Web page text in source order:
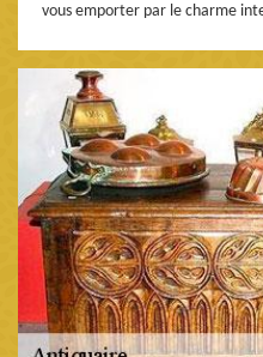
vous emporter par le charme